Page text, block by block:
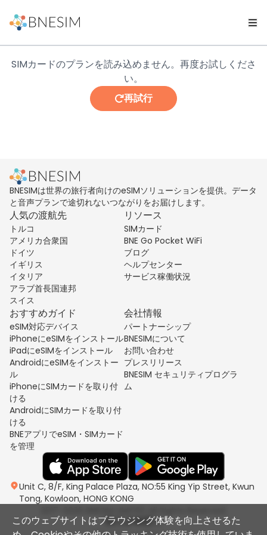
SIMカードのプランを読み込めません。再度お試しくださ
い。
再試行
BNESIMは世界の旅行者向けのeSIMソリューションを提供。データ
と音声プランで途切れないつながりをお届けします。
人気の渡航先
トルコ
アメリカ合衆国
ドイツ
イギリス
イタリア
アラブ首長国連邦
スイス
リソース
SIMカード
BNE Go Pocket WiFi
ブログ
ヘルプセンター
サービス稼働状況
おすすめガイド
eSIM対応デバイス
iPhoneにeSIMをインストール
iPadにeSIMをインストール
AndroidにeSIMをインストー
ル
iPhoneにSIMカードを取り付
ける
AndroidにSIMカードを取り付
ける
BNEアプリでeSIM・SIMカード
を管理
会社情報
パートナーシップ
BNESIMについて
お問い合わせ
プレスリリース
BNESIM セキュリティプログラ
ム
Unit C, 8/F, King Palace Plaza, NO:55 King Yip Street, Kwun
Tong, Kowloon, HONG KONG
このウェブサイトはブラウジング体験を向上させるた